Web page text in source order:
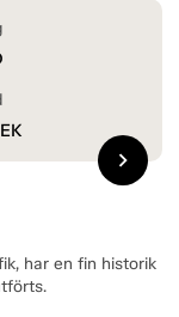
har en fin historik
chevron_right